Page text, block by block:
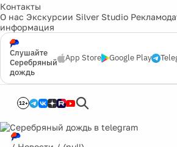
Контакты
О нас Экскурсии Silver Studio
информация
Слушайте
Серебряный
дождь
App Store Google Play
12+